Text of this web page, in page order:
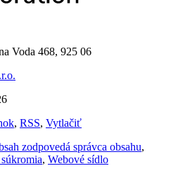
Voda 468, 925 06
, RSS, Vytlačiť
zodpovedá správca obsahu,
, Webové sídlo